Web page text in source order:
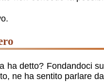
ha detto? Fondandoci
ne ha sentito parlare